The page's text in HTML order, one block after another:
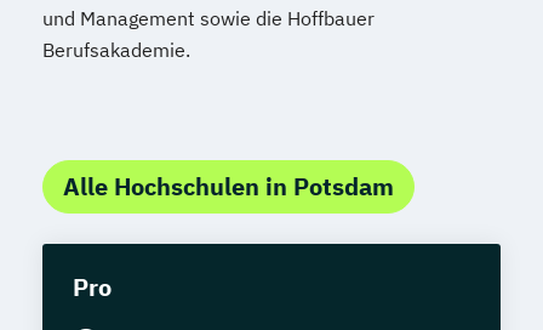
und Management sowie die Hoffbauer
Berufsakademie.
Alle Hochschulen in Potsdam
Pro